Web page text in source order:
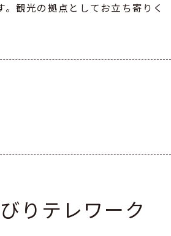
観光の拠点としてお立ち寄りく
りテレワーク